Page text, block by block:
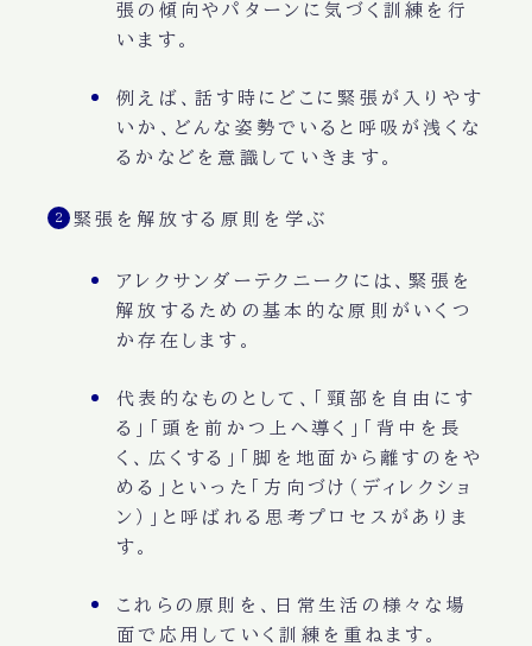
張の傾向やパターンに気づく訓練を行
います。
例えば、話す時にどこに緊張が入りやす
いか、どんな姿勢でいると呼吸が浅くな
るかなどを意識していきます。
緊張を解放する原則を学ぶ
アレクサンダーテクニークには、緊張を
解放するための基本的な原則がいくつ
か存在します。
代表的なものとして、「頸部を自由にす
る」「頭を前かつ上へ導く」「背中を長
く、広くする」「脚を地面から離すのをや
める」といった「方向づけ（ディレクショ
ン）」と呼ばれる思考プロセスがありま
す。
これらの原則を、日常生活の様々な場
面で応用していく訓練を重ねます。